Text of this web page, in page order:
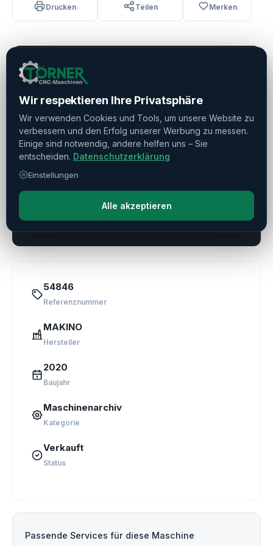
Drucken Teilen Merken
Haben Sie weitere Fragen?
Kontaktieren Sie uns!
Direkte Beratung
54846
Referenznummer
MAKINO
Hersteller
2020
Baujahr
Maschinenarchiv
Kategorie
Verkauft
Status
Passende Services für diese Maschine
Wir respektieren Ihre Privatsphäre
Wir verwenden Cookies und Tools, um unsere Website zu
verbessern und den Erfolg unserer Werbung zu messen.
Einige sind notwendig, andere helfen uns – Sie
entscheiden. Datenschutzerklärung
Einstellungen
Alle akzeptieren